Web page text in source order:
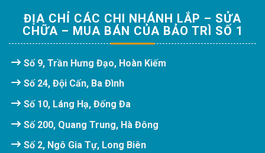
ĐỊA CHỈ CÁC CHI NHÁNH LẮP – SỬA
CHỮA – MUA BÁN CỦA BẢO TRÌ SỐ 1
Số 9, Trần Hưng Đạo, Hoàn Kiếm
Số 24, Đội Cấn, Ba Đình
Số 10, Láng Hạ, Đống Đa
Số 200, Quang Trung, Hà Đông
Số 2, Ngô Gia Tự, Long Biên